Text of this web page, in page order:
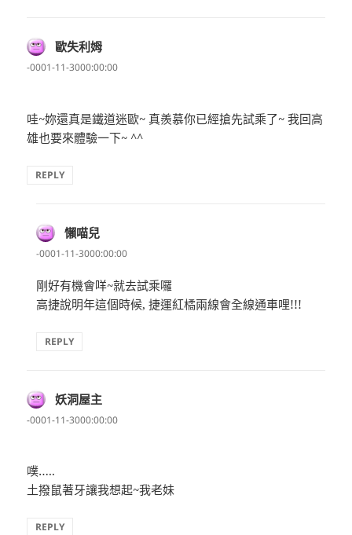
歐失利姆
示:
-0001-11-3000:00:00
哇~妳還真是鐵道迷歐~ 真羨慕你已經搶先試乘了~ 我回高
雄也要來體驗一下~ ^^
REPLY
懶喵兒
示:
-0001-11-3000:00:00
剛好有機會咩~就去試乘囉
高捷說明年這個時候, 捷運紅橘兩線會全線通車哩!!!
REPLY
妖洞屋主
示:
-0001-11-3000:00:00
噗…..
土撥鼠著牙讓我想起~我老妹
REPLY